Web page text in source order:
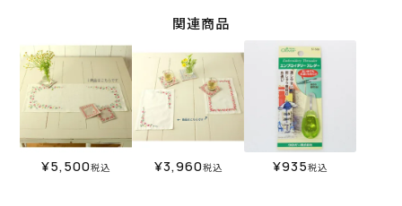
関連商品
¥5,500税込 ¥3,960税込 ¥935税込